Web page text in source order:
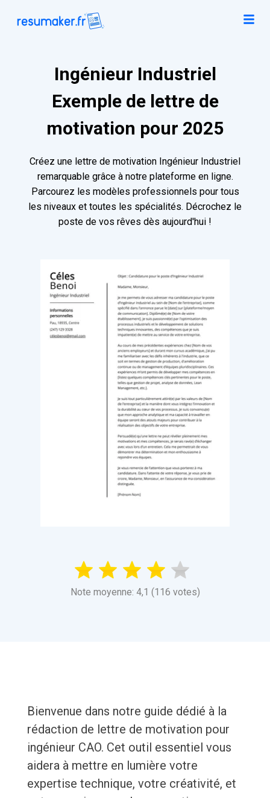
Ingénieur Industriel
Exemple de lettre de
motivation pour 2025
Créez une lettre de motivation Ingénieur Industriel
remarquable grâce à notre plateforme en ligne.
Parcourez les modèles professionnels pour tous
les niveaux et toutes les spécialités. Décrochez le
poste de vos rêves dès aujourd'hui !
Note moyenne: 4,1 (116 votes)
Bienvenue dans notre guide dédié à la
rédaction de lettre de motivation pour
ingénieur CAO. Cet outil essentiel vous
aidera à mettre en lumière votre
expertise technique, votre créativité, et